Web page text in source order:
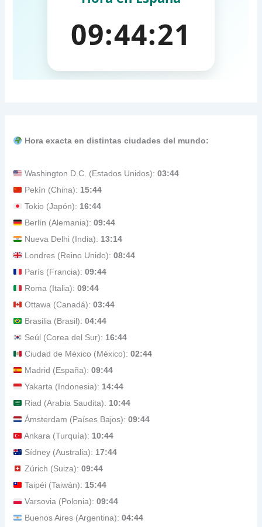
Hora exacta en distintas ciudades del mundo:
Washington D.C. (Estados Unidos):03:44
Pekín (China): 15:44
Tokio (Japón): 16:44
Berlín (Alemania):09:44
Nueva Delhi (India): 13:14
Londres (Reino Unido):08:44
París (Francia):09:44
Roma (Italia):09:44
Ottawa (Canadá):03:44
Brasilia (Brasil):04:44
Seúl (Corea del Sur): 16:44
Ciudad de México (México):02:44
Madrid (España):09:44
Yakarta (Indonesia): 14:44
Riad (Arabia Saudita): 10:44
Ámsterdam (Países Bajos):09:44
Ankara (Turquía): 10:44
Sídney (Australia): 17:44
Zúrich (Suiza):09:44
Taipéi (Taiwán): 15:44
Varsovia (Polonia):09:44
Buenos Aires (Argentina):04:44